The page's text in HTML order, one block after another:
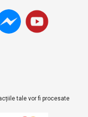
tale vor fi procesate